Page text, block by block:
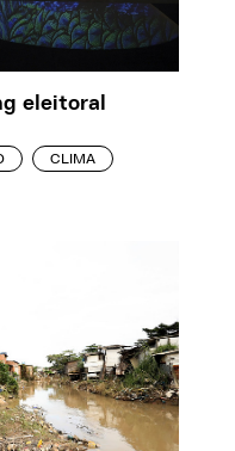
eleitoral
CLIMA